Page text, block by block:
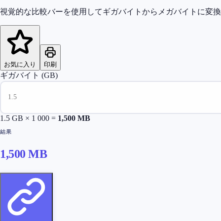
視覚的な比較バーを使用してギガバイトからメガバイトに変
お気に入り 印刷
ギガバイト (GB)
1.5 GB × 1 000 = 1,500 MB
結果
1,500 MB